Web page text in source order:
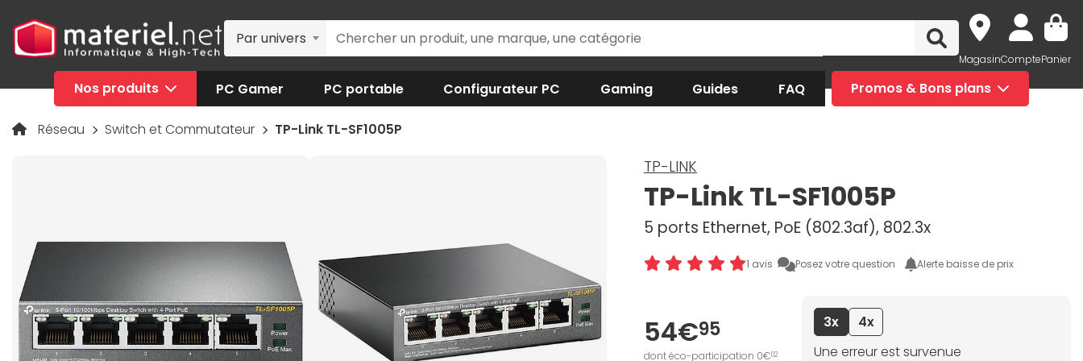
Par univers
MagasinComptePanier
Nos produits PC Gamer PC portable Configurateur PC Gaming Guides FAQ Promos & Bons plans
Réseau Switch et Commutateur TP-Link TL-SF1005P
TP-LINK
TP-Link TL-SF1005P
5 ports Ethernet, PoE (802.3af), 802.3x
1 avis Posez votre question Alerte baisse de prix
54€95
dont éco-participation 0€02
3x
4x
Une erreur est survenue